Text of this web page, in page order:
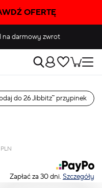
OFERTĘ
na darmowy zwrot
do 26 Jibbitz™ przypinek
PLN
Zapłać za 30 dni. Szczegóły